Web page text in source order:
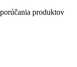
produktov